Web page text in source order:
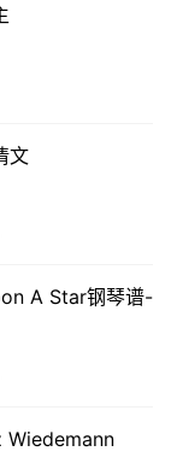
文
A Star钢琴谱-
Wiedemann